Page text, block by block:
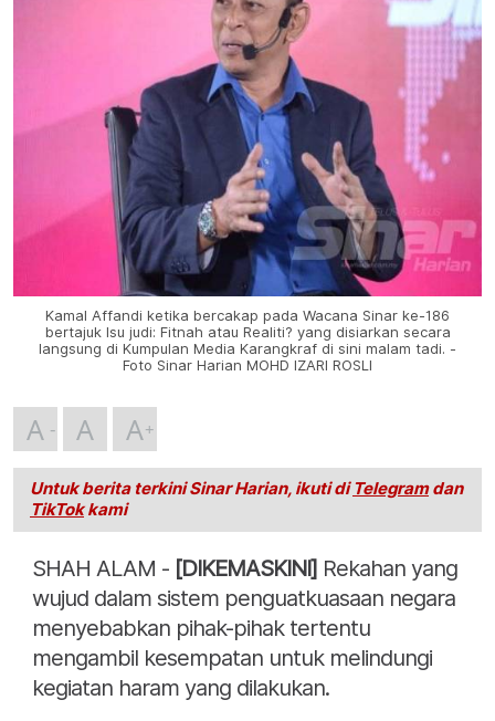
Kamal Affandi ketika bercakap pada Wacana Sinar ke-186
bertajuk Isu judi: Fitnah atau Realiti? yang disiarkan secara
langsung di Kumpulan Media Karangkraf di sini malam tadi. -
Foto Sinar Harian MOHD IZARI ROSLI
A A A
Untuk berita terkini Sinar Harian, ikuti di Telegramdan
TikTokkami
SHAH ALAM - [DIKEMASKINI] Rekahan yang
wujud dalam sistem penguatkuasaan negara
menyebabkan pihak-pihak tertentu
mengambil kesempatan untuk melindungi
kegiatan haram yang dilakukan.